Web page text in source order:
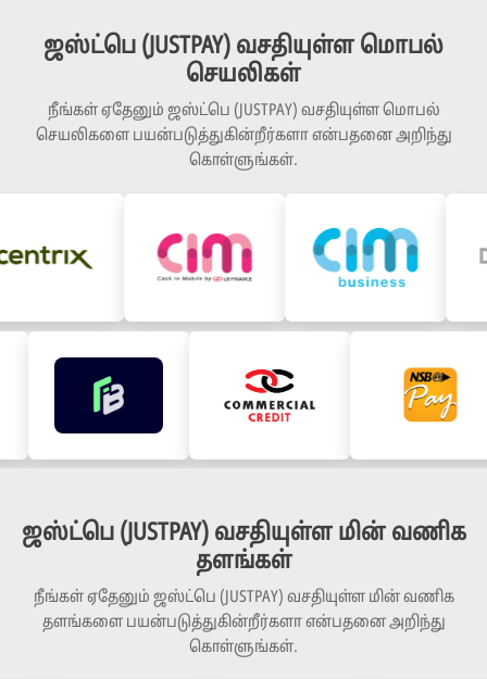
ஜஸ்ட்பெ (JUSTPAY) வசதியுள்ள மொபல்
செயலிகள்
நீங்கள் ஏதேனும் ஜஸ்ட்பெ (JUSTPAY) வசதியுள்ள மொபல்
செயலிகளை பயன்படுத்துகின்றீர்களா என்பதனை அறிந்து
கொள்ளுங்கள்.
ஜஸ்ட்பெ (JUSTPAY) வசதியுள்ள மின் வணிக
தளங்கள்
நீங்கள் ஏதேனும் ஜஸ்ட்பெ (JUSTPAY) வசதியுள்ள மின் வணிக
தளங்களை பயன்படுத்துகின்றீர்களா என்பதனை அறிந்து
கொள்ளுங்கள்.